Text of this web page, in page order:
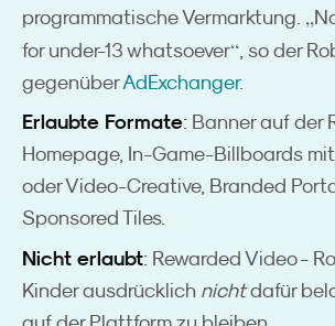
programmatische Vermarktung. „
for under-13 whatsoever“, so der
gegenüberAdExchanger.
Erlaubte Formate: Banner auf der
Homepage, In-Game-Billboards
oder Video-Creative, Branded
Sponsored Tiles.
Nicht erlaubt: Rewarded Video -
Kinder ausdrücklich nichtdafür